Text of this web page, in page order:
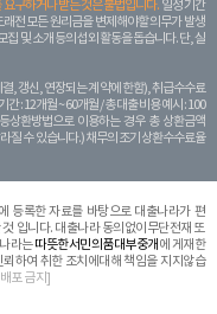
구하거나 받는 것은 불법입니다. 일정 기간
전 모든 원리금을 변제해야할 의무가 발생
및 소개 등의 섭외 활동을 돕습니다. 단, 실
, 갱신, 연장되는 계 약에 한함), 취급수수료
: 12개월 ~ 60개월 / 총 대출 비용 예시 : 100
상환방법으로 이용하는 경우 총 상환금액
질 수 있습니다.) 채무의 조기 상환수수료율
에 등록한 자료를 바탕으로 대출나라가 편
입니다. 대출나라 동의없이무단전재 또
라는따뜻한서민의품대부중개 에 게재한
하여 취한 조치에대해 책임을 지지않습
포 금지]